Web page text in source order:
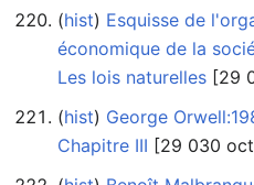
(hist) ‎ Esquisse de
économique de la
Les lois naturelles ‎[29
(hist) ‎ George
Chapitre III ‎[29 030